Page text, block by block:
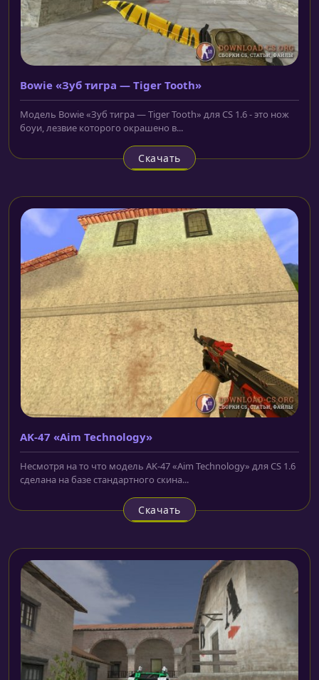
Bowie «Зуб тигра — Tiger Tooth»
Модель Bowie «Зуб тигра — Tiger Tooth» для CS 1.6 - это нож
боуи, лезвие которого окрашено в...
Скачать
AK-47 «Aim Technology»
Несмотря на то что модель AK-47 «Aim Technology» для CS 1.6
сделана на базе стандартного скина...
Скачать